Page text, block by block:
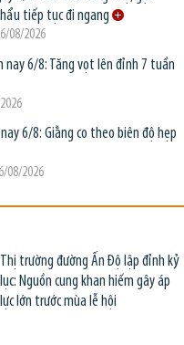
tiếp tục đi ngang
08/2026
6/8: Tăng vọt lên đỉnh 7 tuần
6/8: Giằng co theo biên độ hẹp
08/2026
Thị trường đường Ấn Độ lập đỉnh kỷ
lục: Nguồn cung khan hiếm gây áp
lực lớn trước mùa lễ hội